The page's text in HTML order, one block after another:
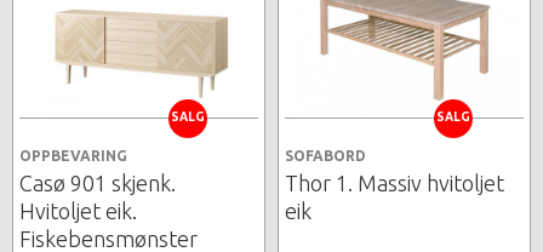
SALG
OPPBEVARING
Casø 901 skjenk.
Hvitoljet eik.
Fiskebensmønster
SALG
SOFABORD
Thor 1. Massiv hvitoljet
eik